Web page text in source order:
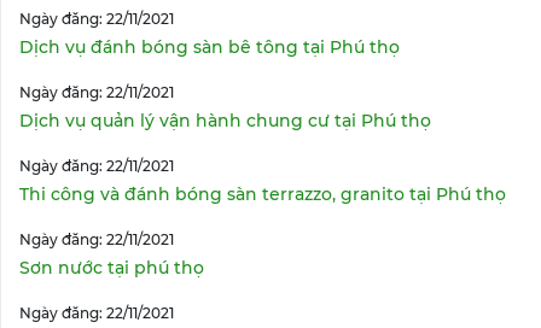
Ngày đăng: 22/11/2021
Dịch vụ đánh bóng sàn bê tông tại Phú thọ
Ngày đăng: 22/11/2021
Dịch vụ quản lý vận hành chung cư tại Phú thọ
Ngày đăng: 22/11/2021
Thi công và đánh bóng sàn terrazzo, granito tại Phú thọ
Ngày đăng: 22/11/2021
Sơn nước tại phú thọ
Ngày đăng: 22/11/2021